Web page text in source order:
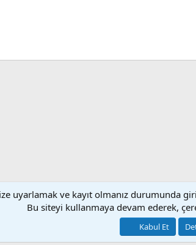
Community platform by XenForo
[XGT] Forum statistics
uyarlamak ve kayıt olmanız durumunda
Bu siteyi kullanmaya devam ederek,
Kabul Et